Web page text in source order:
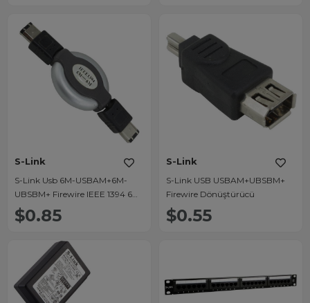
S-Link
S-Link Usb 6M-USBAM+6M-
UBSBM+ Firewire IEEE 1394 6
Pin-6 Pin Aparat
$0.85
S-Link
S-Link USB USBAM+UBSBM+
Firewire Dönüştürücü
$0.55